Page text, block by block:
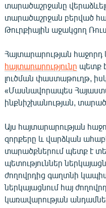
տարածաշրջանը
տարածաշրջան բերված
Թուրքիային աջակցող
Հայտարարության հաջորդ
հայտարարությունը պետք
լուծման փաստաթուղթ,
«Մասնավորապես
ինքնիշխանության,
Այս հայտարարության
զորքերը և վարձկան
տարածքներում պետք է
պետություններ
ժողովրդից գաղտնի
ներկայացնում հայ
կառավարության